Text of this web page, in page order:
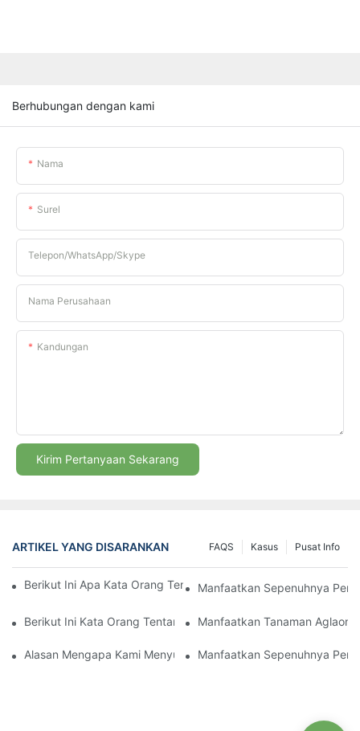
Berhubungan dengan kami
Nama
Surel
Telepon/WhatsApp/Skype
Nama Perusahaan
Kandungan
Kirim Pertanyaan Sekarang
ARTIKEL YANG DISARANKAN Pusat Info
Kasus
FAQS
Berikut Ini Apa Kata Orang Tentang Tanaman Aglaonema Putih
Manfaatkan Sepenuhnya
Berikut Ini Kata Orang Tentang Perawatan Tanaman
Manfaatkan Tanaman
Alasan Mengapa Kami Menyukai Perawatan Tanaman
Manfaatkan Sepenuhnya